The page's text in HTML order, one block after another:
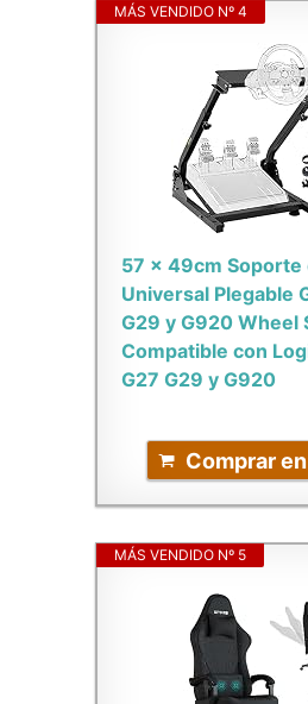
MÁS VENDIDO Nº 4
57 x 49cm Soporte
Universal Plegable
G29 y G920 Wheel
Compatible con
G27 G29 y G920
Comprar
MÁS VENDIDO Nº 5